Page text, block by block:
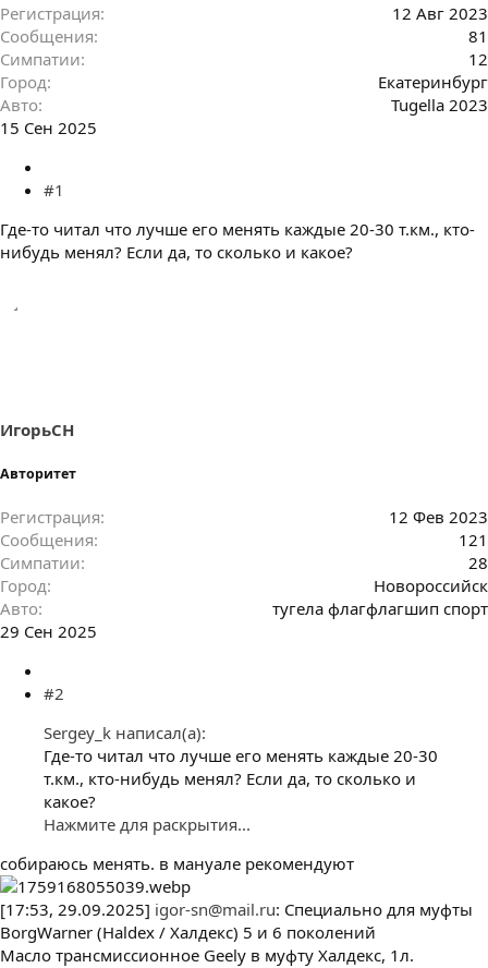
Регистрация
12 Авг 2023
Сообщения
81
Симпатии
12
Город
Екатеринбург
Авто
Tugella 2023
15 Сен 2025
#1
Где-то читал что лучше его менять каждые 20-30 т.км., кто-
нибудь менял? Если да, то сколько и какое?
ИгорьСН
Авторитет
Регистрация
12 Фев 2023
Сообщения
121
Симпатии
28
Город
Новороссийск
Авто
тугела флагфлагшип спорт
29 Сен 2025
#2
Sergey_k написал(а):
Где-то читал что лучше его менять каждые 20-30
т.км., кто-нибудь менял? Если да, то сколько и
какое?
Нажмите для раскрытия...
собираюсь менять. в мануале рекомендуют
[17:53, 29.09.2025] igor-sn@mail.ru: Специально для муфты
BorgWarner (Haldex / Халдекс) 5 и 6 поколений
Масло трансмиссионное Geely в муфту Халдекс, 1л.